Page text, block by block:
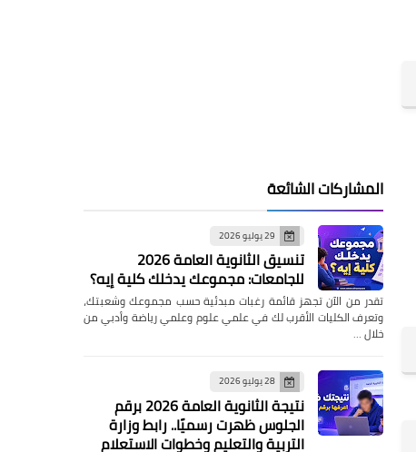
المشاركات الشائعة
29 يوليو 2026
تنسيق الثانوية العامة 2026
للجامعات: مجموعك يدخلك كلية إيه؟
تقدر من الآن تجهز قائمة رغبات مبدئية حسب مجموعك وشعبتك،
وتعرف الكليات الأقرب لك في علمي علوم وعلمي رياضة وأدبي من
خلال …
28 يوليو 2026
نتيجة الثانوية العامة 2026 برقم
الجلوس ظهرت رسميًا.. رابط وزارة
التربية والتعليم وخطوات الاستعلام